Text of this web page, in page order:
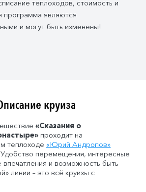
до 20 дней включительно: 3
теплоходов, стоимость и
программа являются
и могут быть изменены!
круиза
«Сказания о
» проходит на
теплоходе «Юрий Андропов»
Удобство перемещения, интересные
впечатления и возможность быть
линии – это всё круизы с